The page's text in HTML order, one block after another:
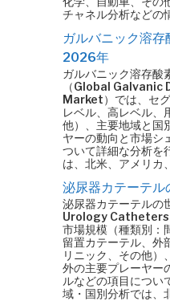
チャネル分析などの
ガルバニック溶
2026年
ガルバニック溶存酸
（Global
Market）では、セ
レベル、高レベル、
他）、主要地域と国
ヤーの動向と市場シ
ついて詳細な分析を
は、北米、アメリカ
泌尿器カテーテ
泌尿器カテーテルの
Urology Catheters
市場規模（種類別：
留置カテーテル、外
リニック、その他）
外の主要プレーヤー
ルなどの項目につい
域・国別分析では、